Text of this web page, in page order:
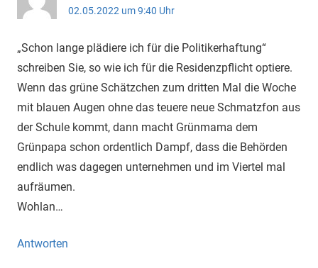
02.05.2022 um 9:40 Uhr
„Schon lange plädiere ich für die Politikerhaftung“
schreiben Sie, so wie ich für die Residenzpflicht optiere.
Wenn das grüne Schätzchen zum dritten Mal die Woche
mit blauen Augen ohne das teuere neue Schmatzfon aus
der Schule kommt, dann macht Grünmama dem
Grünpapa schon ordentlich Dampf, dass die Behörden
endlich was dagegen unternehmen und im Viertel mal
aufräumen.
Wohlan…
Antworten